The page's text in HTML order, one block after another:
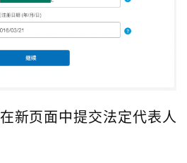
新页面中提交法定代表人